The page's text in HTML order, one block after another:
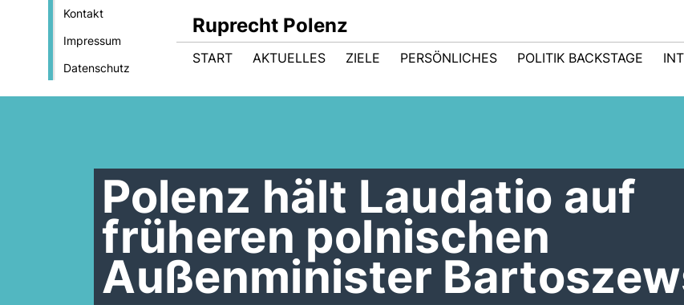
Kontakt
Impressum
Datenschutz
Ruprecht Polenz
START AKTUELLES ZIELE PERSÖNLICHES POLITIK BACKSTAGE
Polenz hält Laudatio auf
früheren polnischen
Außenminister